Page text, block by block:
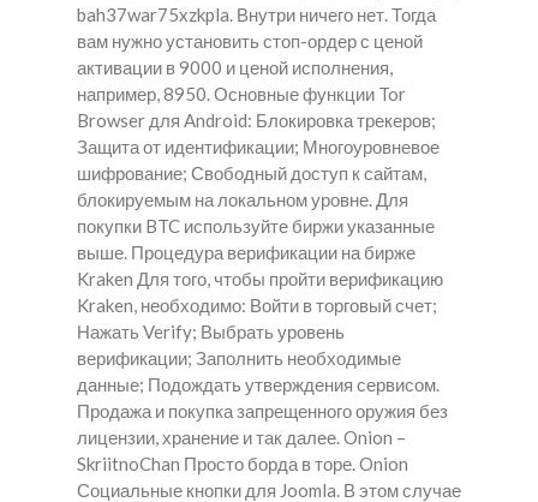
bah37war75xzkpla. Внутри ничего нет. Тогда
вам нужно установить стоп-ордер с ценой
активации в 9000 и ценой исполнения,
например, 8950. Основные функции Tor
Browser для Android: Блокировка трекеров;
Защита от идентификации; Многоуровневое
шифрование; Свободный доступ к сайтам,
блокируемым на локальном уровне. Для
покупки BTC используйте биржи указанные
выше. Процедура верификации на бирже
Kraken Для того, чтобы пройти верификацию
Kraken, необходимо: Войти в торговый счет;
Нажать Verify; Выбрать уровень
верификации; Заполнить необходимые
данные; Подождать утверждения сервисом.
Продажа и покупка запрещенного оружия без
лицензии, хранение и так далее. Onion –
SkriitnoChan Просто борда в торе. Onion
Социальные кнопки для Joomla. В этом случае